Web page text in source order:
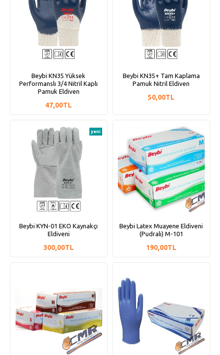
Beybi KN35 Yüksek
Performanslı 3/4 Nitril Kaplı
Pamuk Eldiven
47,00TL
Beybi KN35+ Tam Kaplama
Pamuk Nitril Eldiven
50,00TL
yeni
Beybi KYN-01 EKO Kaynakçı
Eldiveni
300,00TL
Beybi Latex Muayene Eldiveni
(Pudralı) M-101
190,00TL